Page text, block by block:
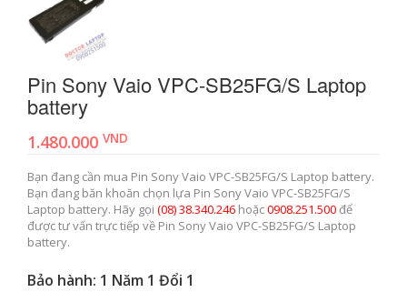
Pin Sony Vaio VPC-SB25FG/S Laptop
battery
1.480.000 VND
Bạn đang cần mua Pin Sony Vaio VPC-SB25FG/S Laptop battery.
Bạn đang băn khoăn chọn lựa Pin Sony Vaio VPC-SB25FG/S
Laptop battery. Hãy gọi (08) 38.340.246 hoặc0908.251.500để
được tư vấn trực tiếp về Pin Sony Vaio VPC-SB25FG/S Laptop
battery.
Bảo hành: 1 Năm 1 Đổi 1